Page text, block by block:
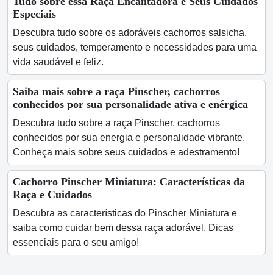
Especiais
Descubra tudo sobre os adoráveis cachorros salsicha,
seus cuidados, temperamento e necessidades para uma
vida saudável e feliz.
Saiba mais sobre a raça Pinscher, cachorros
conhecidos por sua personalidade ativa e enérgica
Descubra tudo sobre a raça Pinscher, cachorros
conhecidos por sua energia e personalidade vibrante.
Conheça mais sobre seus cuidados e adestramento!
Cachorro Pinscher Miniatura: Características da
Raça e Cuidados
Descubra as características do Pinscher Miniatura e
saiba como cuidar bem dessa raça adorável. Dicas
essenciais para o seu amigo!